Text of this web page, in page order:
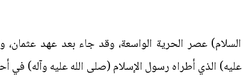
عصر الحرية الواسعة، وقد جاء بعد عهد عثمان،
الذي أطراه رسول الإسلام (صلى الله عليه وآله) في